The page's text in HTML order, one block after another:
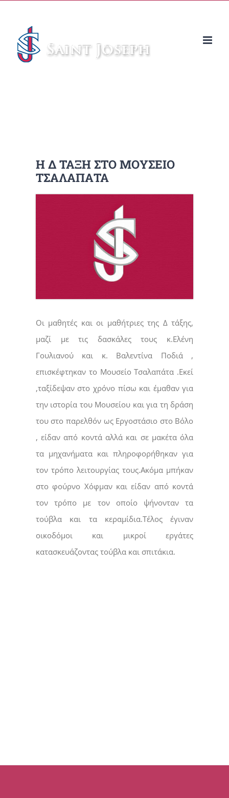
περιεχόμενο
Η Δ ΤΑΞΗ ΣΤΟ ΜΟΥΣΕΙΟ
ΤΣΑΛΑΠΑΤΑ
Οι μαθητές και οι μαθήτριες της Δ τάξης,
μαζί με τις δασκάλες τους κ.Ελένη
Γουλιανού και κ. Βαλεντίνα Ποδιά ,
επισκέφτηκαν το Μουσείο Τσαλαπάτα .Εκεί
,ταξίδεψαν στο χρόνο πίσω και έμαθαν για
την ιστορία του Μουσείου και για τη δράση
του στο παρελθόν ως Εργοστάσιο στο Βόλο
, είδαν από κοντά αλλά και σε μακέτα όλα
τα μηχανήματα και πληροφορήθηκαν για
τον τρόπο λειτουργίας τους.Ακόμα μπήκαν
στο φούρνο Χόφμαν και είδαν από κοντά
τον τρόπο με τον οποίο ψήνονταν τα
τούβλα και τα κεραμίδια.Τέλος έγιναν
οικοδόμοι και μικροί εργάτες
κατασκευάζοντας τούβλα και σπιτάκια.